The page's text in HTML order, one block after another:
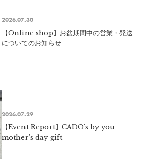
2026.07.30
【Online shop】お盆期間中の営業・発送
についてのお知らせ
2026.07.29
【Event Report】CADO's by you
mother's day gift